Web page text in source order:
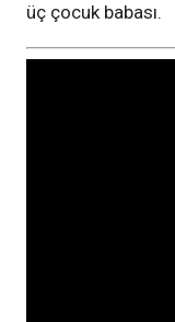
üç çocuk babası.